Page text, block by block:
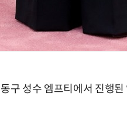
구 성수 엠프티에서 진행